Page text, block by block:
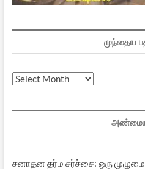
முந்தைய
முந்தைய
சனாதன தர்ம சர்ச்சை: ஒரு